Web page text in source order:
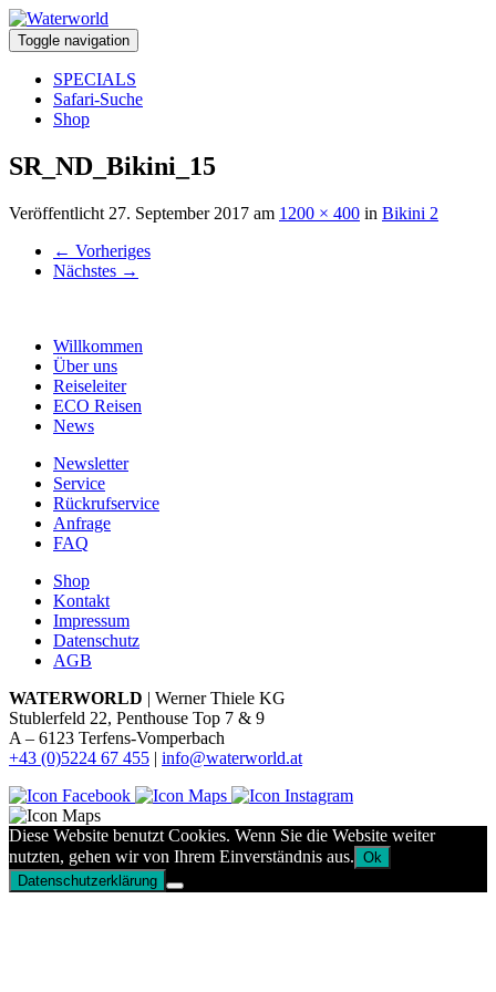
Toggle navigation
SPECIALS
Safari-Suche
Shop
SR_ND_Bikini_15
Veröffentlicht 27. September 2017 am 1200 × 400 in Bikini 2
← Vorheriges
Nächstes →
Willkommen
Über uns
Reiseleiter
ECO Reisen
News
Newsletter
Service
Rückrufservice
Anfrage
FAQ
Shop
Kontakt
Impressum
Datenschutz
AGB
WATERWORLD | Werner Thiele KG
Stublerfeld 22, Penthouse Top 7 & 9
A – 6123 Terfens-Vomperbach
+43 (0)5224 67 455 | info@waterworld.at
Diese Website benutzt Cookies. Wenn Sie die Website weiter
nutzten, gehen wir von Ihrem Einverständnis aus. Ok
Datenschutzerklärung